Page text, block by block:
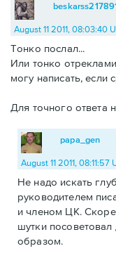
August 11 2011, 08:03:40
Тонко послал...
Или тонко
могу написать, если
Для точного ответа
papa_gen
August 11 2011, 08:11:57
Не надо искать
руководителем
и членом ЦК.
шутки
образом.